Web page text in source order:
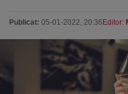
Publicat: 05-01-2022, 20:36 Editor: